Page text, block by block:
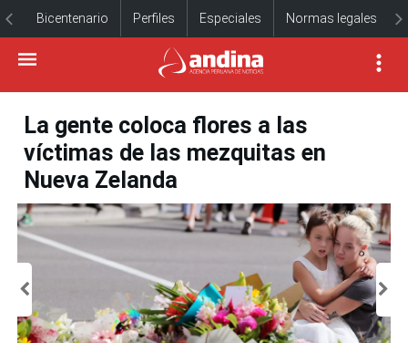
Bicentenario Perfiles Especiales Normas legales
La gente coloca flores a las
víctimas de las mezquitas en
Nueva Zelanda